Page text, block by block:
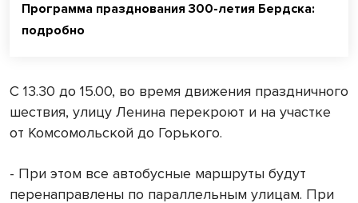
Программа празднования 300-летия Бердска:
подробно
С 13.30 до 15.00, во время движения праздничного
шествия, улицу Ленина перекроют и на участке
от Комсомольской до Горького.
- При этом все автобусные маршруты будут
перенаправлены по параллельным улицам. При